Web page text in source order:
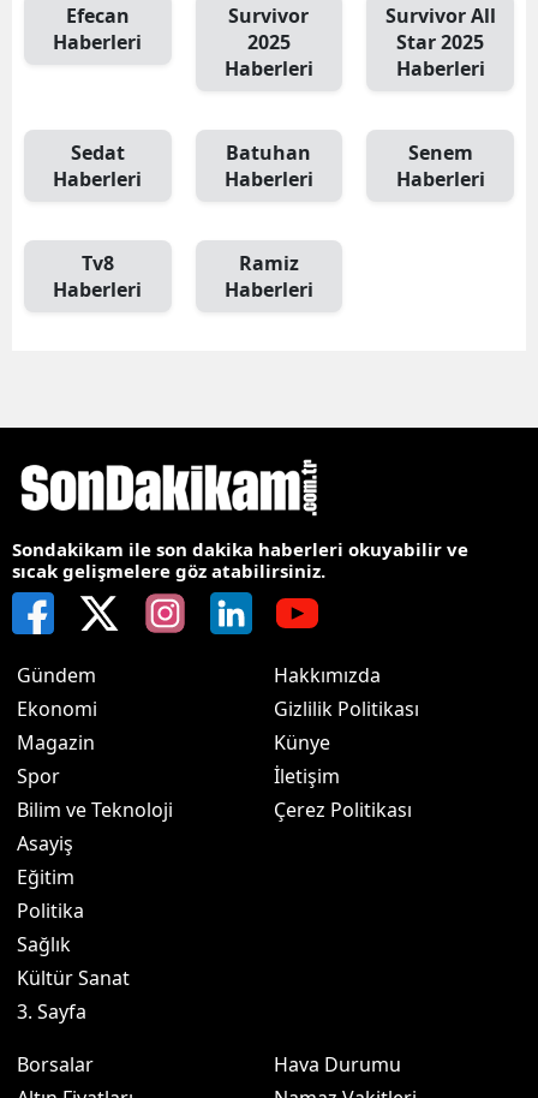
Efecan
Haberleri
Survivor
2025
Haberleri
Survivor All
Star 2025
Haberleri
Sedat
Haberleri
Batuhan
Haberleri
Senem
Haberleri
Tv8
Haberleri
Ramiz
Haberleri
Sondakikam ile son dakika haberleri okuyabilir ve
sıcak gelişmelere göz atabilirsiniz.
Gündem
Ekonomi
Magazin
Spor
Bilim ve Teknoloji
Asayiş
Eğitim
Politika
Sağlık
Kültür Sanat
3. Sayfa
Hakkımızda
Gizlilik Politikası
Künye
İletişim
Çerez Politikası
Borsalar
Hava Durumu